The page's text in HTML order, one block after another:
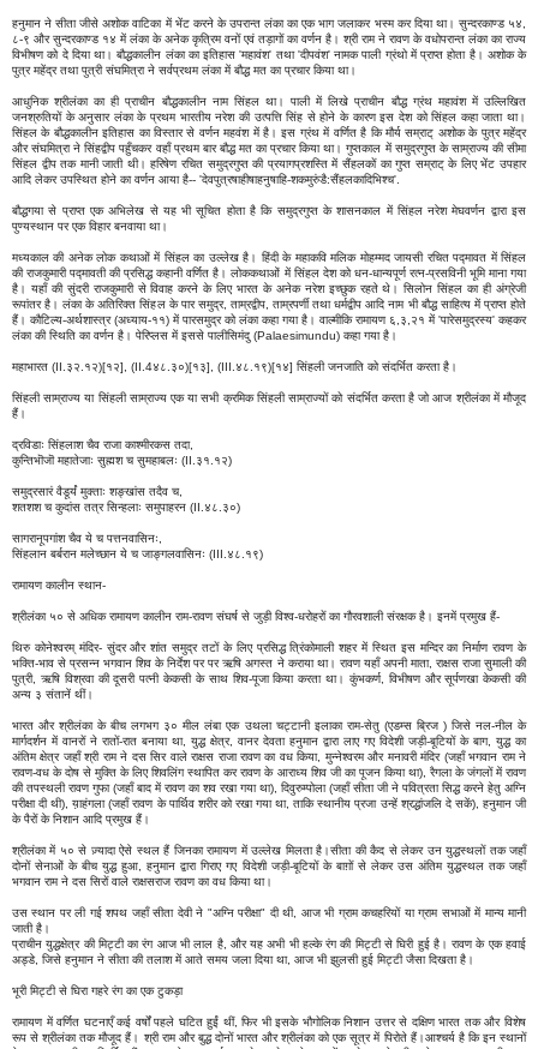
हनुमान ने सीता जीसे अशोक वाटिका में भेंट करने के उपरान्त लंका का एक भाग जलाकर भस्म कर दिया था। सुन्दरकाण्ड ५४,
८-९ और सुन्दरकाण्ड १४ में लंका के अनेक कृत्रिम वनों एवं तड़ागों का वर्णन है। श्री राम ने रावण के वधोपरान्त लंका का राज्य
विभीषण को दे दिया था। बौद्धकालीन लंका का इतिहास 'महावंश' तथा 'दीपवंश' नामक पाली ग्रंथो में प्राप्त होता है। अशोक के
पुत्र महेंद्र तथा पुत्री संघमित्रा ने सर्वप्रथम लंका में बौद्ध मत का प्रचार किया था।
आधुनिक श्रीलंका का ही प्राचीन बौद्धकालीन नाम सिंहल था। पाली में लिखे प्राचीन बौद्ध ग्रंथ महावंश में उल्लिखित
जनश्रुतियों के अनुसार लंका के प्रथम भारतीय नरेश की उत्पत्ति सिंह से होने के कारण इस देश को सिंहल कहा जाता था।
सिंहल के बौद्धकालीन इतिहास का विस्तार से वर्णन महवंश में है। इस ग्रंथ में वर्णित है कि मौर्य सम्राट् अशोक के पुत्र महेंद्र
और संघमित्रा ने सिंहद्वीप पहुँचकर वहाँ प्रथम बार बौद्ध मत का प्रचार किया था। गुप्तकाल में समुद्रगुप्त के साम्राज्य की सीमा
सिंहल द्वीप तक मानी जाती थी। हरिषेण रचित समुद्रगुप्त की प्रयागप्रशस्ति में सैंहलकों का गुप्त सम्राट् के लिए भेंट उपहार
आदि लेकर उपस्थित होने का वर्णन आया है-- 'देवपुत्रषाहीषाहनुषाहि-शकमुरुंडै:सैंहलकादिभिश्च'.
बौद्धगया से प्राप्त एक अभिलेख से यह भी सूचित होता है कि समुद्रगुप्त के शासनकाल में सिंहल नरेश मेघवर्णन द्वारा इस
पुण्यस्थान पर एक विहार बनवाया था।
मध्यकाल की अनेक लोक कथाओं में सिंहल का उल्लेख है। हिंदी के महाकवि मलिक मोहम्मद जायसी रचित पद्मावत में सिंहल
की राजकुमारी पद्मावती की प्रसिद्ध कहानी वर्णित है। लोककथाओं में सिंहल देश को धन-धान्यपूर्ण रत्न-प्रसविनी भूमि माना गया
है। यहाँ की सुंदरी राजकुमारी से विवाह करने के लिए भारत के अनेक नरेश इच्छुक रहते थे। सिलोन सिंहल का ही अंग्रेजी
रूपांतर है। लंका के अतिरिक्त सिंहल के पार समुद्र, ताम्रद्वीप, ताम्रपर्णी तथा धर्मद्वीप आदि नाम भी बौद्ध साहित्य में प्राप्त होते
हैं। कौटिल्य-अर्थशास्त्र (अध्याय-११) में पारसमुद्र को लंका कहा गया है। वाल्मीकि रामायण ६,३,२१ में 'पारेसमुद्रस्य' कहकर
लंका की स्थिति का वर्णन है। पेरिप्लस में इससे पालीसिमंदु (Palaesimundu) कहा गया है।
महाभारत (II.३२.१२)[१२], (II.4४८.३०)[१३], (III.४८.१९)[१४] सिंहली जनजाति को संदर्भित करता है।
सिंहली साम्राज्य या सिंहली साम्राज्य एक या सभी क्रमिक सिंहली साम्राज्यों को संदर्भित करता है जो आज श्रीलंका में मौजूद
हैं।
द्रविडाः सिंहलाश चैव राजा काश्मीरकस तदा,
कुन्तिभॊजॊ महातेजाः सुह्मश च सुमहाबलः (II.३१.१२)
समुद्रसारं वैडूर्यं मुक्ताः शङ्खांस तदैव च,
शतशश च कुदांस तत्र सिन्हलाः समुपाहरन (II.४८.३०)
सागरानूपगांश चैव ये च पत्तनवासिनः,
सिंहलान बर्बरान मलेच्छान ये च जाङ्गलवासिनः (III.४८.१९)
रामायण कालीन स्थान-
श्रीलंका ५० से अधिक रामायण कालीन राम-रावण संघर्ष से जुड़ी विश्व-धरोहरों का गौरवशाली संरक्षक है। इनमें प्रमुख हैं-
थिरु कोनेश्वरम् मंदिर- सुंदर और शांत समुद्र तटों के लिए प्रसिद्ध त्रिंकोमाली शहर में स्थित इस मन्दिर का निर्माण रावण के
भक्ति-भाव से प्रसन्न भगवान शिव के निर्देश पर पर ऋषि अगस्त ने कराया था। रावण यहाँ अपनी माता, राक्षस राजा सुमाली की
पुत्री, ऋषि विश्रवा की दूसरी पत्नी केकसी के साथ शिव-पूजा किया करता था। कुंभकर्ण, विभीषण और सूर्पणखा केकसी की
अन्य ३ संतानें थीं।
भारत और श्रीलंका के बीच लगभग ३० मील लंबा एक उथला चट्टानी इलाका राम-सेतु (एडम्स ब्रिज ) जिसे नल-नील के
मार्गदर्शन में वानरों ने रातों-रात बनाया था, युद्ध क्षेत्र, वानर देवता हनुमान द्वारा लाए गए विदेशी जड़ी-बूटियों के बाग, युद्ध का
अंतिम क्षेत्र जहाँ श्री राम ने दस सिर वाले राक्षस राजा रावण का वध किया, मुन्नेश्वरम और मनावरी मंदिर (जहाँ भगवान राम ने
रावण-वध के दोष से मुक्ति के लिए शिवलिंग स्थापित कर रावण के आराध्य शिव जी का पूजन किया था), रैगला के जंगलों में रावण
की तपस्थली रावण गुफा (जहाँ बाद में रावण का शव रखा गया था), दिवुरुम्पोला (जहाँ सीता जी ने पवित्रता सिद्ध करने हेतु अग्नि
परीक्षा दी थी), य़ाहंगला (जहाँ रावण के पार्थिव शरीर को रखा गया था, ताकि स्थानीय प्रजा उन्हें श्रद्धांजलि दे सकें), हनुमान जी
के पैरों के निशान आदि प्रमुख हैं।
श्रीलंका में ५० से ज़्यादा ऐसे स्थल हैं जिनका रामायण में उल्लेख मिलता है।सीता की कैद से लेकर उन युद्धस्थलों तक जहाँ
दोनों सेनाओं के बीच युद्ध हुआ, हनुमान द्वारा गिराए गए विदेशी जड़ी-बूटियों के बाग़ों से लेकर उस अंतिम युद्धस्थल तक जहाँ
भगवान राम ने दस सिरों वाले राक्षसराज रावण का वध किया था।
उस स्थान पर ली गई शपथ जहाँ सीता देवी ने "अग्नि परीक्षा" दी थी, आज भी ग्राम कचहरियों या ग्राम सभाओं में मान्य मानी
जाती है।
प्राचीन युद्धक्षेत्र की मिट्टी का रंग आज भी लाल है, और यह अभी भी हल्के रंग की मिट्टी से घिरी हुई है। रावण के एक हवाई
अड्डे, जिसे हनुमान ने सीता की तलाश में आते समय जला दिया था, आज भी झुलसी हुई मिट्टी जैसा दिखता है।
भूरी मिट्टी से घिरा गहरे रंग का एक टुकड़ा
रामायण में वर्णित घटनाएँ कई वर्षों पहले घटित हुईं थीं, फिर भी इसके भौगोलिक निशान उत्तर से दक्षिण भारत तक और विशेष
रूप से श्रीलंका तक मौजूद हैं। श्री राम और बुद्ध दोनों भारत और श्रीलंका को एक सूत्र में पिरोते हैं।आश्चर्य है कि इन स्थानों